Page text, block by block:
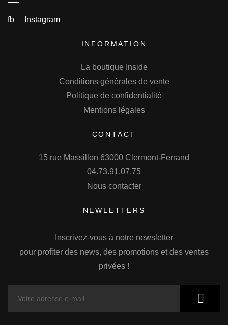
fb Instagram
INFORMATION
La boutique Inside
Conditions générales de vente
Politique de confidentialité
Mentions légales
CONTACT
15 rue Massillon 63000 Clermont-Ferrand
04.73.91.07.75
Nous contacter
NEWLETTERS
Inscrivez-vous à notre newsletter
pour profiter des news, des promotions et des ventes
privées !